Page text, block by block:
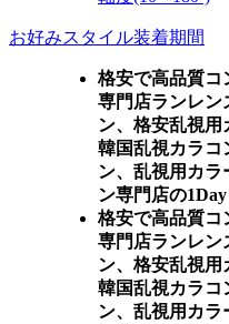
お好みスタイル装着期間
格安で高品質コ
専門店ランレン
ン、格安乱視用
韓国乱視カラコ
ン、乱視用カラ
ン専門店の
格安で高品質コ
専門店ランレン
ン、格安乱視用
韓国乱視カラコ
ン、乱視用カラ